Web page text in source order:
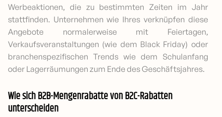
Werbeaktionen, die zu bestimmten Zeiten im Jahr
stattfinden. Unternehmen wie Ihres verknüpfen diese
Angebote normalerweise mit Feiertagen,
Verkaufsveranstaltungen (wie dem Black Friday) oder
branchenspezifischen Trends wie dem Schulanfang
oder Lagerräumungen zum Ende des Geschäftsjahres.
Wie sich B2B-Mengenrabatte von B2C-Rabatten
unterscheiden